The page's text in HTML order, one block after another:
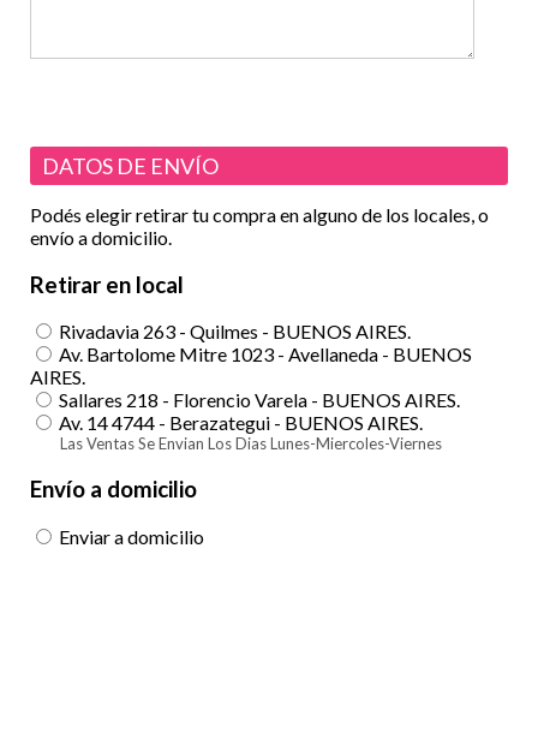
DATOS DE ENVÍO
Podés elegir retirar tu compra en alguno de los locales, o
envío a domicilio.
Retirar en local
Rivadavia 263 - Quilmes - BUENOS AIRES.
Av. Bartolome Mitre 1023 - Avellaneda - BUENOS
AIRES.
Sallares 218 - Florencio Varela - BUENOS AIRES.
Av. 14 4744 - Berazategui - BUENOS AIRES.
Las Ventas Se Envian Los Dias Lunes-Miercoles-Viernes
Envío a domicilio
Enviar a domicilio